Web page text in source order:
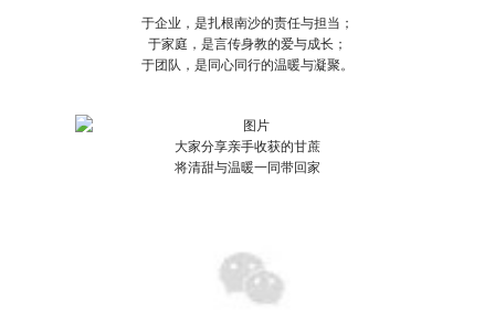
于企业，是扎根南沙的责任与担当；
于家庭，是言传身教的爱与成长；
于团队，是同心同行的温暖与凝聚。
大家分享亲手收获的甘蔗
将清甜与温暖一同带回家